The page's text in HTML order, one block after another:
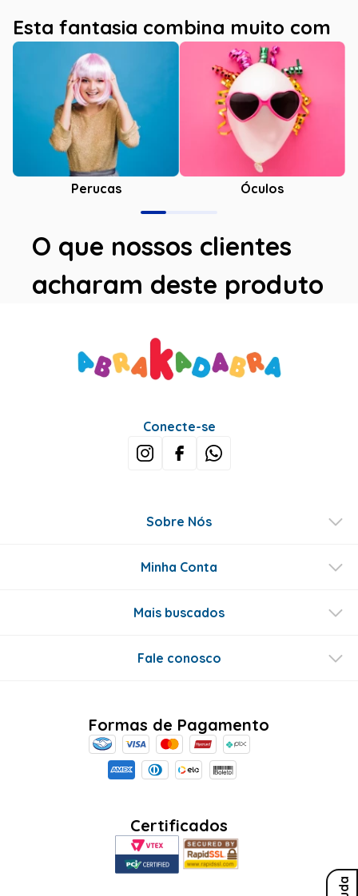
Esta fantasia combina muito com
Perucas Óculos
O que nossos clientes
acharam deste produto
Conecte-se
Sobre Nós
Minha Conta
Mais buscados
Fale conosco
Formas de Pagamento
Certificados